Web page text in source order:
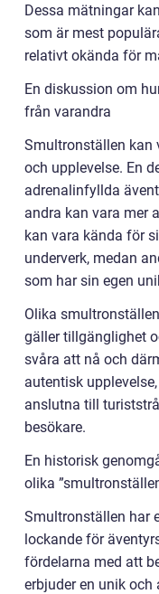
Dessa mätningar
som är mest
relativt okända för
En diskussion om
från varandra
Smultronställen kan
och upplevelse. En
adrenalinfyllda
andra kan vara mer
kan vara kända för
underverk, medan
som har sin egen
Olika
gäller tillgänglighet
svåra att nå och
autentisk
anslutna till
besökare.
En historisk
olika
Smultronställen har
lockande för
fördelarna med att
erbjuder en unik